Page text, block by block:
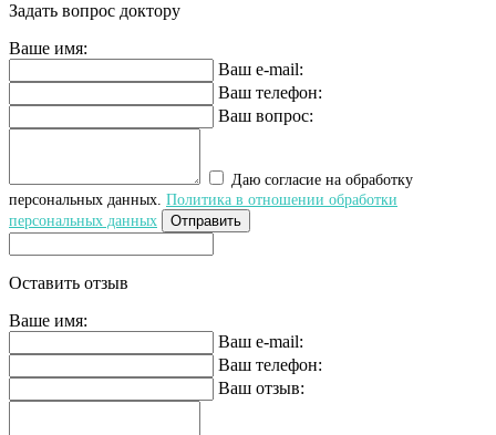
Задать вопрос доктору
Ваше имя:
Ваш e-mail:
Ваш телефон:
Ваш вопрос:
Даю согласие на обработку
персональных данных. Политика в отношении обработки
персональных данных
Отправить
Оставить отзыв
Ваше имя:
Ваш e-mail:
Ваш телефон:
Ваш отзыв: